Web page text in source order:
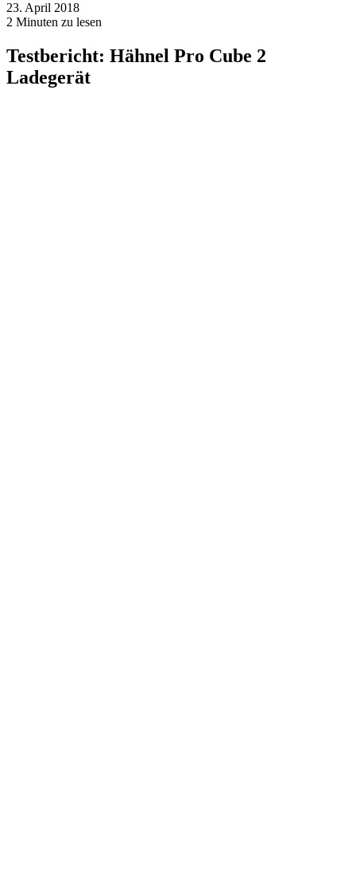
23. April 2018
2 Minuten zu lesen
Testbericht: Hähnel Pro Cube 2
Ladegerät